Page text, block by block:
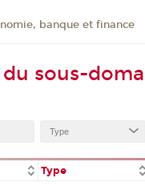
banque et finance
sous-
Type